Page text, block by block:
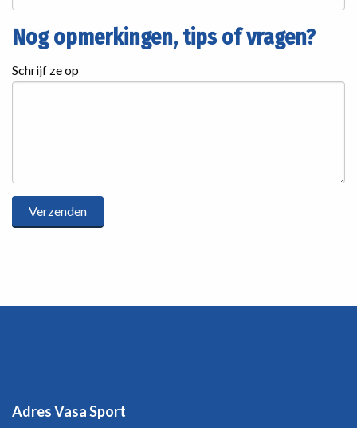
Nog opmerkingen, tips of vragen?
Schrijf ze op
Adres Vasa Sport